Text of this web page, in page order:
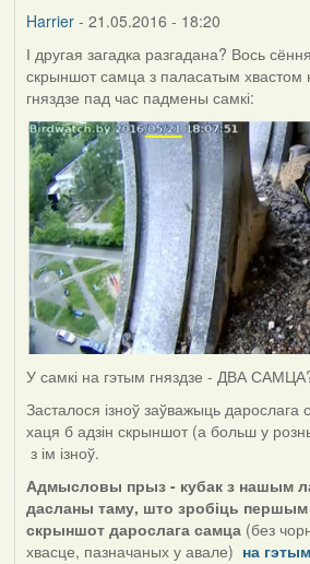
Harrier- 21.05.2016 - 18:20
І другая загадка разгадана? Вось
скрыншот самца з паласатым хвастом
гняздзе пад час падмены самкі:
У самкі на гэтым гняздзе - ДВА
Засталося ізноў заўважыць дарослага
хаця б адзін скрыншот (а больш у
з ім ізноў.
Адмысловы прыз - кубак з нашым
дасланы таму, што зробіць першым
скрыншот дарослага самца (без
хвасце, пазначаных у авале) на